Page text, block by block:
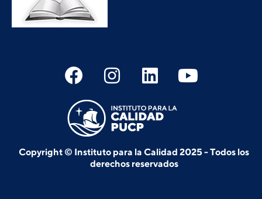
Copyright © Instituto para la Calidad 2025 - Todos los
derechos reservados